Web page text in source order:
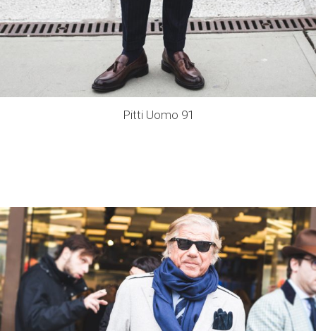
Pitti Uomo 91